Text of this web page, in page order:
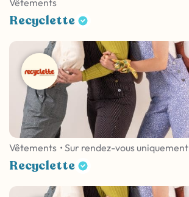
Vêtements
Recyclette
Vêtements • Sur rendez-vous uniquement
Recyclette